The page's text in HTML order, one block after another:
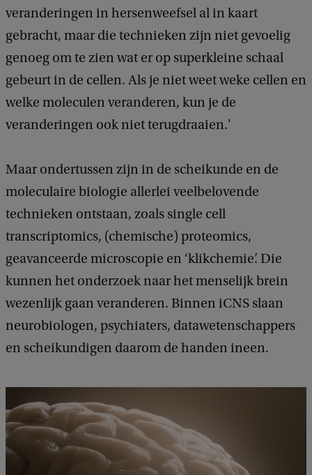
veranderingen in hersenweefsel al in kaart
gebracht, maar die technieken zijn niet gevoelig
genoeg om te zien wat er op superkleine schaal
gebeurt in de cellen. Als je niet weet weke cellen en
welke moleculen veranderen, kun je de
veranderingen ook niet terugdraaien.'
Maar ondertussen zijn in de scheikunde en de
moleculaire biologie allerlei veelbelovende
technieken ontstaan, zoals single cell
transcriptomics, (chemische) proteomics,
geavanceerde microscopie en ‘klikchemie’. Die
kunnen het onderzoek naar het menselijk brein
wezenlijk gaan veranderen. Binnen iCNS slaan
neurobiologen, psychiaters, datawetenschappers
en scheikundigen daarom de handen ineen.